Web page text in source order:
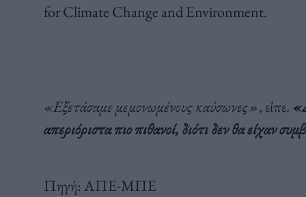
for Climate Change and Environment.
«Εξετάσαμε μεμονωμένους καύσωνες», είπε.
απεριόριστα πιο πιθανοί, διότι δεν θα είχαν
Πηγή: ΑΠΕ-ΜΠΕ